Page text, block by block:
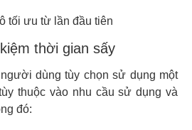
thời gian sấy
dùng tùy chọn sử dụng một
thuộc vào nhu cầu sử dụng và
đó: